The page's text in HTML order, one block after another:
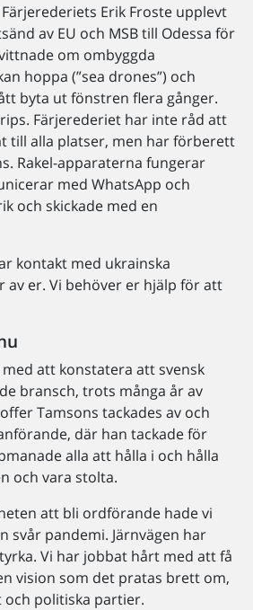
Erik Froste upplevt
av EU och MSB till Odessa för
om ombyggda
hoppa (”sea drones”) och
byta ut fönstren flera gånger.
Färjerederiet har inte råd att
till alla platser, men har förberett
Rakel-apparaterna fungerar
med WhatsApp och
och skickade med en
kontakt med ukrainska
av er. Vi behöver er hjälp för att
att konstatera att svensk
bransch, trots många år av
Tamsons tackades av och
där han tackade för
alla att hålla i och hålla
och vara stolta.
att bli ordförande hade vi
svår pandemi. Järnvägen har
Vi har jobbat hårt med att få
vision som det pratas brett om,
politiska partier.